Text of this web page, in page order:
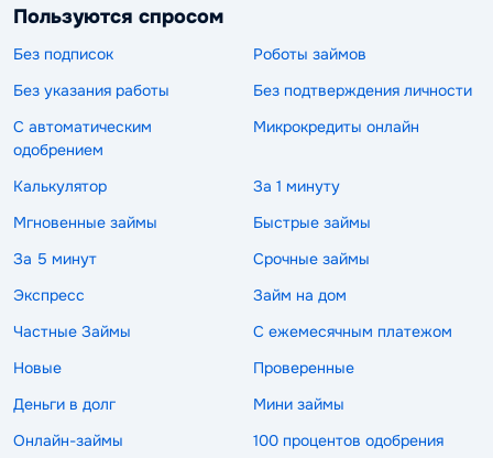
Пользуются спросом
Без подписок
Роботы займов
Без указания работы
Без подтверждения личности
С автоматическим
одобрением
Микрокредиты онлайн
Калькулятор
За 1 минуту
Мгновенные займы
Быстрые займы
За 5 минут
Срочные займы
Экспресс
Займ на дом
Частные Займы
С ежемесячным платежом
Новые
Проверенные
Деньги в долг
Мини займы
Онлайн-займы
100 процентов одобрения